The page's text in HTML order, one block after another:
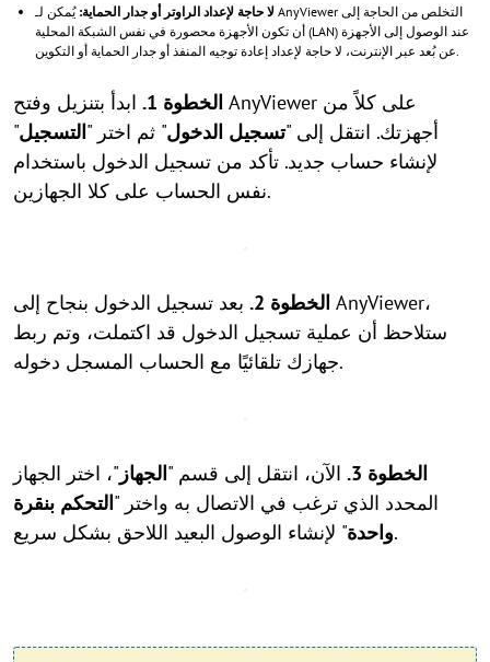
لا حاجة لإعداد الراوتر أو جدار الحماية: يُمكن لـ AnyViewer التخلص من الحاجة إلى
أن تكون الأجهزة محصورة في نفس الشبكة المحلية (LAN) عند الوصول إلى الأجهزة
عن بُعد عبر الإنترنت، لا حاجة لإعداد إعادة توجيه المنفذ أو جدار الحماية أو التكوين.
الخطوة 1.
ابدأ بتنزيل وفتح AnyViewer على كلاً من
أجهزتك. انتقل إلى "تسجيل الدخول" ثم اختر "التسجيل"
لإنشاء حساب جديد. تأكد من تسجيل الدخول باستخدام
نفس الحساب على كلا الجهازين.
الخطوة 2.
بعد تسجيل الدخول بنجاح إلى AnyViewer،
ستلاحظ أن عملية تسجيل الدخول قد اكتملت، وتم ربط
جهازك تلقائيًا مع الحساب المسجل دخوله.
الخطوة 3. الآن، انتقل إلى قسم "الجهاز "، اختر الجهاز
المحدد الذي ترغب في الاتصال به واختر "التحكم بنقرة
واحدة" لإنشاء الوصول البعيد اللاحق بشكل سريع.